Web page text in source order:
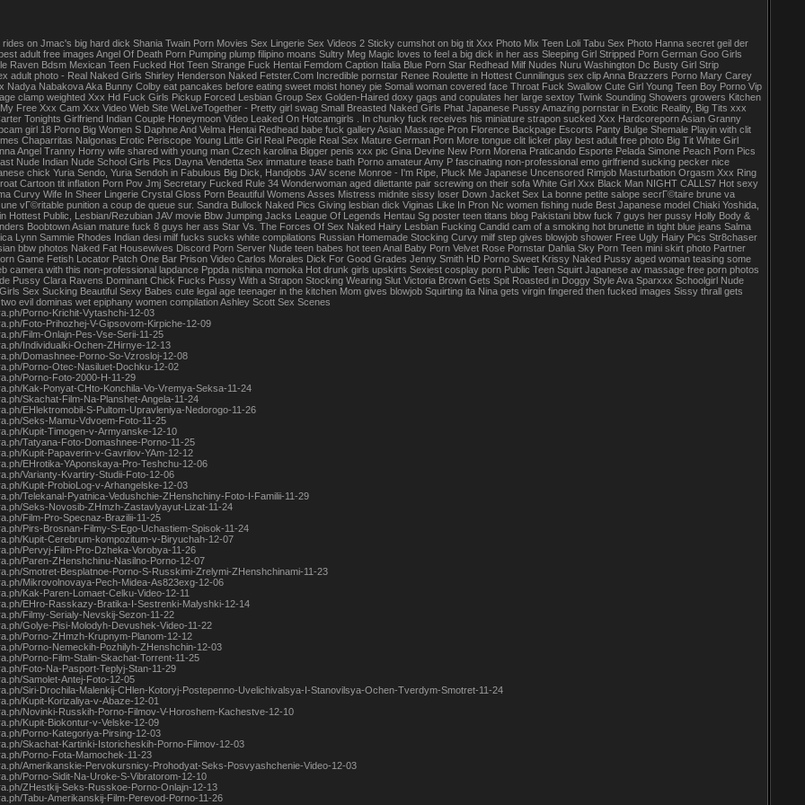
rides on Jmac's big hard dick Shania Twain Porn Movies Sex Lingerie Sex Videos 2 Sticky cumshot on big tit Xxx Photo Mix Teen Loli Tabu Sex Photo Hanna secret geil der
adult free images Angel Of Death Porn Pumping plump filipino moans Sultry Meg Magic loves to feel a big dick in her ass Sleeping Girl Stripped Porn German Goo Girls
Raven Bdsm Mexican Teen Fucked Hot Teen Strange Fuck Hentai Femdom Caption Italia Blue Porn Star Redhead Milf Nudes Nuru Washington Dc Busty Girl Strip
adult photo - Real Naked Girls Shirley Henderson Naked Fetster.Com Incredible pornstar Renee Roulette in Hottest Cunnilingus sex clip Anna Brazzers Porno Mary Carey
Nadya Nabakova Aka Bunny Colby eat pancakes before eating sweet moist honey pie Somali woman covered face Throat Fuck Swallow Cute Girl Young Teen Boy Porno Vip
clamp weighted Xxx Hd Fuck Girls Pickup Forced Lesbian Group Sex Golden-Haired doxy gags and copulates her large sextoy Twink Sounding Showers growers Kitchen
Free Xxx Cam Xxx Video Web Site WeLiveTogether - Pretty girl swag Small Breasted Naked Girls Phat Japanese Pussy Amazing pornstar in Exotic Reality, Big Tits xxx
Tonights Girlfriend Indian Couple Honeymoon Video Leaked On Hotcamgirls . In chunky fuck receives his miniature strapon sucked Xxx Hardcoreporn Asian Granny
girl 18 Porno Big Women S Daphne And Velma Hentai Redhead babe fuck gallery Asian Massage Pron Florence Backpage Escorts Panty Bulge Shemale Playin with clit
Chaparritas Nalgonas Erotic Periscope Young Little Girl Real People Real Sex Mature German Porn More tongue clit licker play best adult free photo Big Tit White Girl
Angel Tranny Horny wife shared with young man Czech karolina Bigger penis xxx pic Gina Devine New Porn Morena Praticando Esporte Pelada Simone Peach Porn Pics
Nude Indian Nude School Girls Pics Dayna Vendetta Sex immature tease bath Porno amateur Amy P fascinating non-professional emo girlfriend sucking pecker nice
chick Yuria Sendo, Yuria Sendoh in Fabulous Big Dick, Handjobs JAV scene Monroe - I'm Ripe, Pluck Me Japanese Uncensored Rimjob Masturbation Orgasm Xxx Ring
Cartoon tit inflation Porn Pov Jmj Secretary Fucked Rule 34 Wonderwoman aged dilettante pair screwing on their sofa White Girl Xxx Black Man NIGHT CALLS7 Hot sexy
Curvy Wife In Sheer Lingerie Crystal Gloss Porn Beautiful Womens Asses Mistress midnite sissy loser Down Jacket Sex La bonne petite salope secrГ©taire brune va
vГ©ritable punition a coup de queue sur. Sandra Bullock Naked Pics Giving lesbian dick Viginas Like In Pron Nc women fishing nude Best Japanese model Chiaki Yoshida,
Hottest Public, Lesbian/Rezubian JAV movie Bbw Jumping Jacks League Of Legends Hentau Sg poster teen titans blog Pakistani bbw fuck 7 guys her pussy Holly Body &
Boobtown Asian mature fuck 8 guys her ass Star Vs. The Forces Of Sex Naked Hairy Lesbian Fucking Candid cam of a smoking hot brunette in tight blue jeans Salma
Lynn Sammie Rhodes Indian desi milf fucks sucks white compilations Russian Homemade Stocking Curvy milf step gives blowjob shower Free Ugly Hairy Pics Str8chaser
bbw photos Naked Fat Housewives Discord Porn Server Nude teen babes hot teen Anal Baby Porn Velvet Rose Pornstar Dahlia Sky Porn Teen mini skirt photo Partner
Game Fetish Locator Patch One Bar Prison Video Carlos Morales Dick For Good Grades Jenny Smith HD Porno Sweet Krissy Naked Pussy aged woman teasing some
camera with this non-professional lapdance Pppda nishina momoka Hot drunk girls upskirts Sexiest cosplay porn Public Teen Squirt Japanese av massage free porn photos
Pussy Clara Ravens Dominant Chick Fucks Pussy With a Strapon Stocking Wearing Slut Victoria Brown Gets Spit Roasted in Doggy Style Ava Sparxxx Schoolgirl Nude
Sex Sucking Beautiful Sexy Babes cute legal age teenager in the kitchen Mom gives blowjob Squirting ita Nina gets virgin fingered then fucked images Sissy thrall gets
evil dominas wet epiphany women compilation Ashley Scott Sex Scenes
Porno-Krichit-Vytashchi-12-03
Foto-Prihozhej-V-Gipsovom-Kirpiche-12-09
Film-Onlajn-Pes-Vse-Serii-11-25
Individualki-Ochen-ZHirnye-12-13
Domashnee-Porno-So-Vzrosloj-12-08
Porno-Otec-Nasiluet-Dochku-12-02
Porno-Foto-2000-H-11-29
Kak-Ponyat-CHto-Konchila-Vo-Vremya-Seksa-11-24
Skachat-Film-Na-Planshet-Angela-11-24
EHlektromobil-S-Pultom-Upravleniya-Nedorogo-11-26
Seks-Mamu-Vdvoem-Foto-11-25
Kupit-Timogen-v-Armyanske-12-10
Tatyana-Foto-Domashnee-Porno-11-25
Kupit-Papaverin-v-Gavrilov-YAm-12-12
EHrotika-YAponskaya-Pro-Teshchu-12-06
Varianty-Kvartiry-Studii-Foto-12-06
Kupit-ProbioLog-v-Arhangelske-12-03
Telekanal-Pyatnica-Vedushchie-ZHenshchiny-Foto-I-Familii-11-29
Seks-Novosib-ZHmzh-Zastavlyayut-Lizat-11-24
Film-Pro-Specnaz-Brazilii-11-25
Pirs-Brosnan-Filmy-S-Ego-Uchastiem-Spisok-11-24
Kupit-Cerebrum-kompozitum-v-Biryuchah-12-07
Pervyj-Film-Pro-Dzheka-Vorobya-11-26
Paren-ZHenshchinu-Nasilno-Porno-12-07
Smotret-Besplatnoe-Porno-S-Russkimi-Zrelymi-ZHenshchinami-11-23
Mikrovolnovaya-Pech-Midea-As823exg-12-06
Kak-Paren-Lomaet-Celku-Video-12-11
EHro-Rasskazy-Bratika-I-Sestrenki-Malyshki-12-14
Filmy-Serialy-Nevskij-Sezon-11-22
Golye-Pisi-Molodyh-Devushek-Video-11-22
Porno-ZHmzh-Krupnym-Planom-12-12
Porno-Nemeckih-Pozhilyh-ZHenshchin-12-03
Porno-Film-Stalin-Skachat-Torrent-11-25
Foto-Na-Pasport-Teplyj-Stan-11-29
Samolet-Antej-Foto-12-05
Siri-Drochila-Malenkij-CHlen-Kotoryj-Postepenno-Uvelichivalsya-I-Stanovilsya-Ochen-Tverdym-Smotret-11-24
Kupit-Korizaliya-v-Abaze-12-01
Novinki-Russkih-Porno-Filmov-V-Horoshem-Kachestve-12-10
Kupit-Biokontur-v-Velske-12-09
Porno-Kategoriya-Pirsing-12-03
Skachat-Kartinki-Istoricheskih-Porno-Filmov-12-03
Porno-Fota-Mamochek-11-23
Amerikanskie-Pervokursnicy-Prohodyat-Seks-Posvyashchenie-Video-12-03
Porno-Sidit-Na-Uroke-S-Vibratorom-12-10
ZHestkij-Seks-Russkoe-Porno-Onlajn-12-13
Tabu-Amerikanskij-Film-Perevod-Porno-11-26